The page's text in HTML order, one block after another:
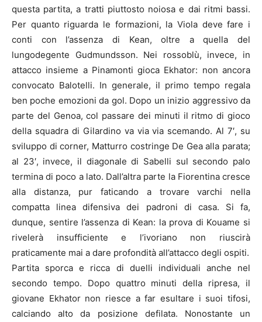
questa partita, a tratti piuttosto noiosa e dai ritmi bassi.
Per quanto riguarda le formazioni, la Viola deve fare i
conti con l’assenza di Kean, oltre a quella del
lungodegente Gudmundsson. Nei rossoblù, invece, in
attacco insieme a Pinamonti gioca Ekhator: non ancora
convocato Balotelli. In generale, il primo tempo regala
ben poche emozioni da gol. Dopo un inizio aggressivo da
parte del Genoa, col passare dei minuti il ritmo di gioco
della squadra di Gilardino va via via scemando. Al 7′, su
sviluppo di corner, Matturro costringe De Gea alla parata;
al 23′, invece, il diagonale di Sabelli sul secondo palo
termina di poco a lato. Dall’altra parte la Fiorentina cresce
alla distanza, pur faticando a trovare varchi nella
compatta linea difensiva dei padroni di casa. Si fa,
dunque, sentire l’assenza di Kean: la prova di Kouame si
rivelerà insufficiente e l’ivoriano non riuscirà
praticamente mai a dare profondità all’attacco degli ospiti.
Partita sporca e ricca di duelli individuali anche nel
secondo tempo. Dopo quattro minuti della ripresa, il
giovane Ekhator non riesce a far esultare i suoi tifosi,
calciando alto da posizione defilata. Nonostante un